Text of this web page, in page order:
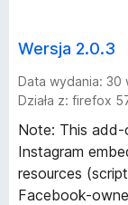
Wersja 2.0.3
Data wydania: 30
Działa z: firefox
Note: This
Instagram
resources
Facebook-